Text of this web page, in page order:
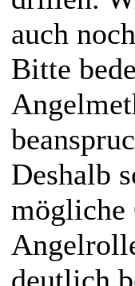
auch
Bitte
Deshalb
mögliche